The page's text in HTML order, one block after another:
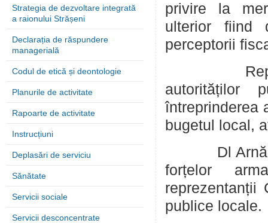
Strategia de dezvoltare integrată
a raionului Strășeni
Declarația de răspundere
managerială
Codul de etică și deontologie
Planurile de activitate
Rapoarte de activitate
Instrucțiuni
Deplasări de serviciu
Sănătate
Servicii sociale
Servicii desconcentrate
privire la
ulterior fiind
perceptorii
autorităților
întreprinderea
bugetul local,
Dl Arnăut
forțelor
reprezentanții
publice locale.